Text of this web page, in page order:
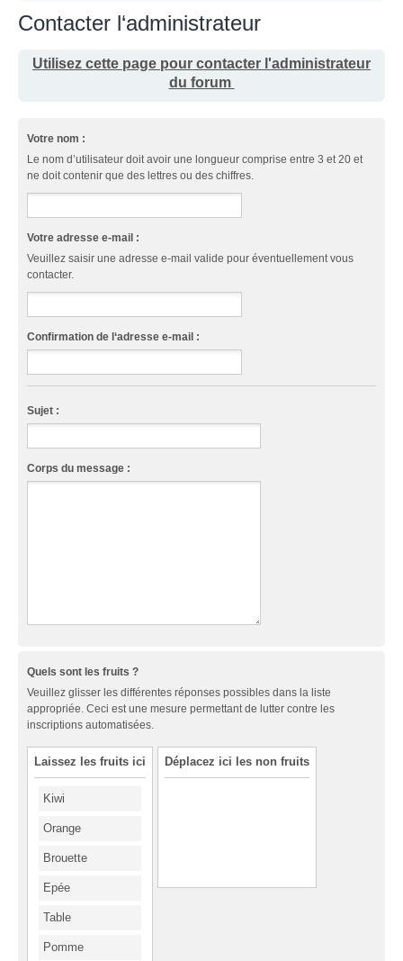
Contacter l‘administrateur
Utilisez cette page pour contacter l'administrateur
du forum
Votre nom :
Le nom d’utilisateur doit avoir une longueur comprise entre 3 et 20 et
ne doit contenir que des lettres ou des chiffres.
Votre adresse e-mail :
Veuillez saisir une adresse e-mail valide pour éventuellement vous
contacter.
Confirmation de l‘adresse e-mail :
Sujet :
Corps du message :
Quels sont les fruits ?
Veuillez glisser les différentes réponses possibles dans la liste
appropriée. Ceci est une mesure permettant de lutter contre les
inscriptions automatisées.
Laissez les fruits ici
Kiwi
Orange
Brouette
Epée
Table
Pomme
Déplacez ici les non fruits